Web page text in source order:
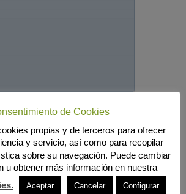
de Cookies
propias y de terceros para ofrecer
y servicio, así como para recopilar
sobre su navegación. Puede cambiar
u obtener más información en nuestra
Aceptar Cancelar Configurar